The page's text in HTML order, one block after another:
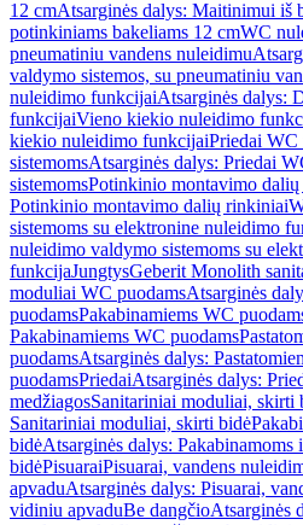
12 cmAtsarginės dalys: Maitinimui iš
potinkiniams bakeliams 12 cmWC
pneumatiniu vandens nuleidimu
valdymo sistemos, su pneumatiniu
nuleidimo funkcijaiAtsarginės dalys:
funkcijaiVieno kiekio nuleidimo
kiekio nuleidimo funkcijaiPriedai
sistemomsAtsarginės dalys: Priedai
sistemomsPotinkinio montavimo
Potinkinio montavimo dalių rinkiniai
sistemoms su elektronine nuleidimo
nuleidimo valdymo sistemoms su
funkcijaJungtysGeberit Monolith
moduliai WC puodamsAtsarginės
puodamsPakabinamiems WC
Pakabinamiems WC puodams
puodamsAtsarginės dalys:
puodamsPriedaiAtsarginės dalys:
medžiagosSanitariniai moduliai, skirti
Sanitariniai moduliai, skirti bidė
bidėAtsarginės dalys: Pakabinamoms
bidėPisuaraiPisuarai, vandens
apvaduAtsarginės dalys: Pisuarai,
vidiniu apvaduBe dangčioAtsarginės